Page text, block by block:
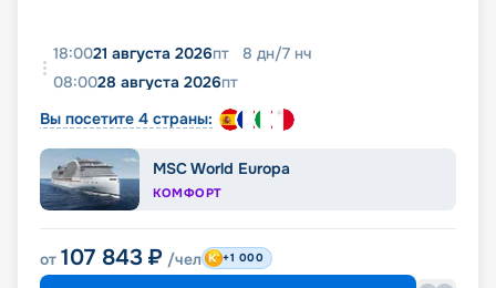
18:0021 августа 2026пт 8 дн/7 нч
08:0028 августа 2026пт
Вы посетите 4 страны:
MSC World Europa
КОМФОРТ
от 107 843 ₽ /чел +1 000